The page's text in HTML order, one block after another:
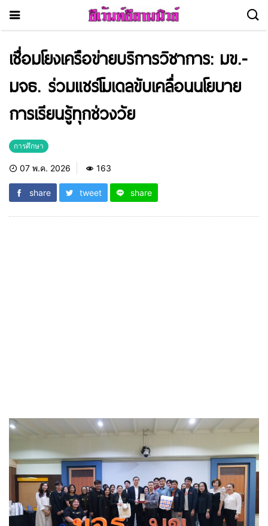
เชื่อมโยงเครือข่ายบริการวิชาการ: มข.-
มจธ. ร่วมแชร์โมเดลขับเคลื่อนนโยบาย
การเรียนรู้ทุกช่วงวัย
การศึกษา
07 พ.ค. 2026 163
share tweet share